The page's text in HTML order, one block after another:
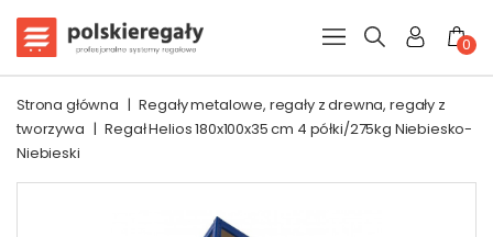
0
Strona główna | Regały metalowe, regały z drewna, regały z
tworzywa | Regał Helios 180x100x35 cm 4 półki/275kg Niebiesko-
Niebieski